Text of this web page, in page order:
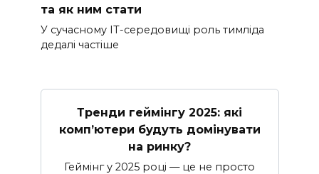
та як ним стати
У сучасному IT-середовищі роль тимліда
дедалі частіше
Тренди геймінгу 2025: які
комп’ютери будуть домінувати
на ринку?
Геймінг у 2025 році — це не просто